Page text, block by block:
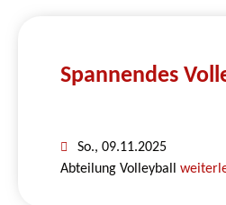
Spannendes
So., 09.11.2025
Abteilung Volleyball